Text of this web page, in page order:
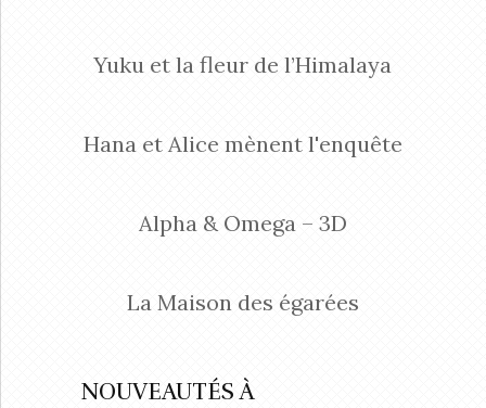
Yuku et la fleur de l’Himalaya
Hana et Alice mènent l'enquête
Alpha & Omega – 3D
La Maison des égarées
NOUVEAUTÉS À